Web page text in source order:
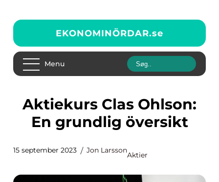
EKONOMINÖRDAR.se
Menu
Aktiekurs Clas Ohlson:
En grundlig översikt
15 september 2023 Jon Larsson
Aktier